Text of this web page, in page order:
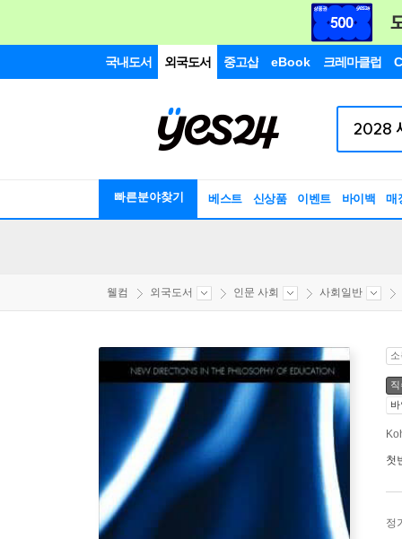
국내도서 외국도서 중고샵 eBook 크레마클럽
빠른분야찾기 베스트 신상품 이벤트 바이백 매
웰컴 외국도서 인문 사회 사회일반
첫
정